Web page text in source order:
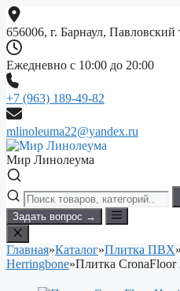
Перейти
к
содержимому
656006, г. Барнаул, Павловский
Ежедневно с 10:00 до 20:00
+7 (963) 189-49-82
mlinoleuma22@yandex.ru
Мир Линолеума
Задать вопрос →
Главная»Каталог»Плитка ПВХ»
Herringbone»Плитка